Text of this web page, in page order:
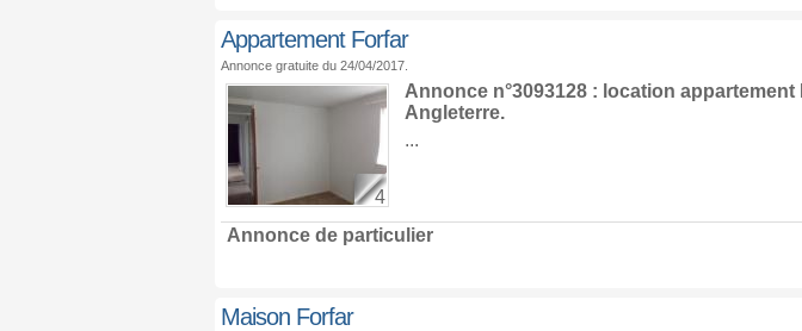
Appartement Forfar
Annonce gratuite du 24/04/2017.
4
Annonce n°3093128 : location appartement
Angleterre.
...
Annonce de particulier
Maison Forfar